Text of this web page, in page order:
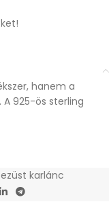
hanem a
925-ös sterling
karlánc